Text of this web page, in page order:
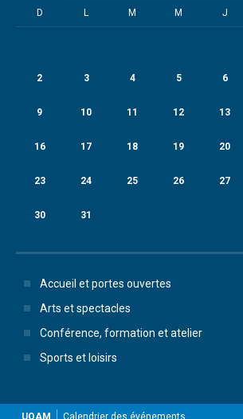
D L M M J
2 3 4 5 6
9 10 11 12 13
16 17 18 19 20
23 24 25 26 27
30 31
Accueil et portes ouvertes
Arts et spectacles
Conférence, formation et atelier
Sports et loisirs